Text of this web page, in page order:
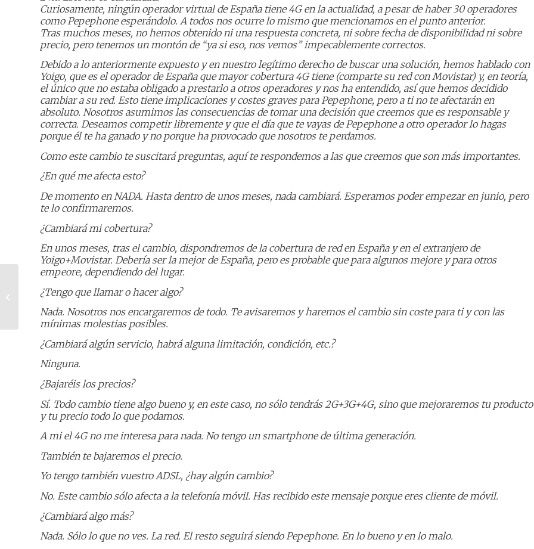
Curiosamente, ningún operador virtual de España tiene 4G en la actualidad, a pesar de haber 30 operadores
como Pepephone esperándolo. A todos nos ocurre lo mismo que mencionamos en el punto anterior.
Tras muchos meses, no hemos obtenido ni una respuesta concreta, ni sobre fecha de disponibilidad ni sobre
precio, pero tenemos un montón de “ya si eso, nos vemos” impecablemente correctos.
Debido a lo anteriormente expuesto y en nuestro legítimo derecho de buscar una solución, hemos hablado con
Yoigo, que es el operador de España que mayor cobertura 4G tiene (comparte su red con Movistar) y, en teoría,
el único que no estaba obligado a prestarlo a otros operadores y nos ha entendido, así que hemos decidido
cambiar a su red. Esto tiene implicaciones y costes graves para Pepephone, pero a ti no te afectarán en
absoluto. Nosotros asumimos las consecuencias de tomar una decisión que creemos que es responsable y
correcta. Deseamos competir libremente y que el día que te vayas de Pepephone a otro operador lo hagas
porque él te ha ganado y no porque ha provocado que nosotros te perdamos.
Como este cambio te suscitará preguntas, aquí te respondemos a las que creemos que son más importantes.
¿En qué me afecta esto?
De momento en NADA. Hasta dentro de unos meses, nada cambiará. Esperamos poder empezar en junio, pero
te lo confirmaremos.
¿Cambiará mi cobertura?
En unos meses, tras el cambio, dispondremos de la cobertura de red en España y en el extranjero de
Yoigo+Movistar. Debería ser la mejor de España, pero es probable que para algunos mejore y para otros
empeore, dependiendo del lugar.
¿Tengo que llamar o hacer algo?
Nada. Nosotros nos encargaremos de todo. Te avisaremos y haremos el cambio sin coste para ti y con las
mínimas molestias posibles.
¿Cambiará algún servicio, habrá alguna limitación, condición, etc.?
Ninguna.
¿Bajaréis los precios?
Sí. Todo cambio tiene algo bueno y, en este caso, no sólo tendrás 2G+3G+4G, sino que mejoraremos tu producto
y tu precio todo lo que podamos.
A mi el 4G no me interesa para nada. No tengo un smartphone de última generación.
También te bajaremos el precio.
Yo tengo también vuestro ADSL, ¿hay algún cambio?
No. Este cambio sólo afecta a la telefonía móvil. Has recibido este mensaje porque eres cliente de móvil.
¿Cambiará algo más?
Nada. Sólo lo que no ves. La red. El resto seguirá siendo Pepephone. En lo bueno y en lo malo.
Envidia de Super Bowl